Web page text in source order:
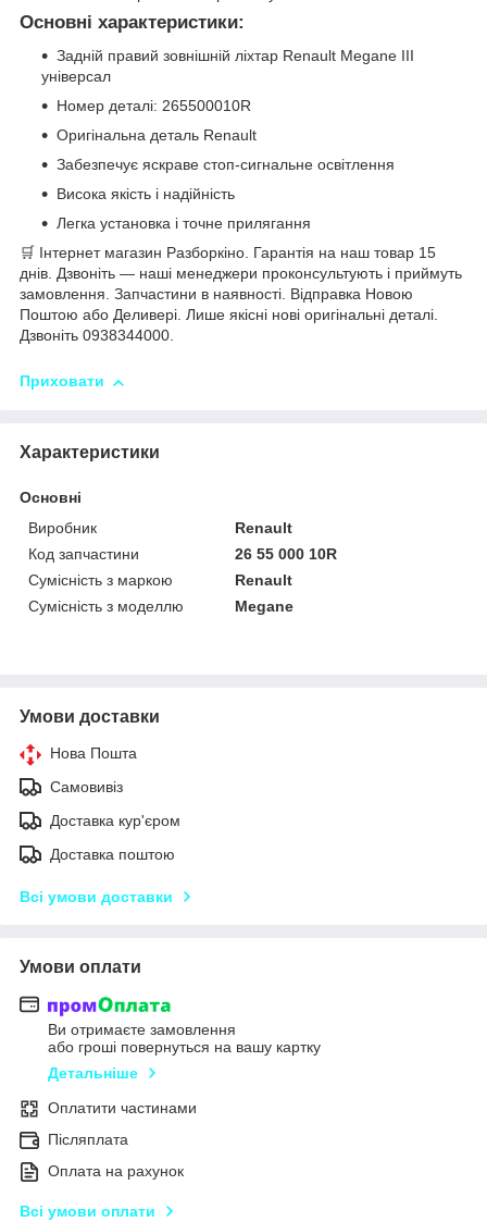
Основні характеристики:
Задній правий зовнішній ліхтар Renault Megane III
універсал
Номер деталі: 265500010R
Оригінальна деталь Renault
Забезпечує яскраве стоп-сигнальне освітлення
Висока якість і надійність
Легка установка і точне прилягання
🛒 Інтернет магазин Разборкіно. Гарантія на наш товар 15
днів. Дзвоніть — наші менеджери проконсультують і приймуть
замовлення. Запчастини в наявності. Відправка Новою
Поштою або Деливері. Лише якісні нові оригінальні деталі.
Дзвоніть 0938344000.
Приховати
Характеристики
Основні
Виробник
Renault
Код запчастини
26 55 000 10R
Сумісність з маркою
Renault
Сумісність з моделлю
Megane
Умови доставки
Нова Пошта
Самовивіз
Доставка кур'єром
Доставка поштою
Всі умови доставки
Умови оплати
Ви отримаєте замовлення
або гроші повернуться на вашу картку
Детальніше
Оплатити частинами
Післяплата
Оплата на рахунок
Всі умови оплати